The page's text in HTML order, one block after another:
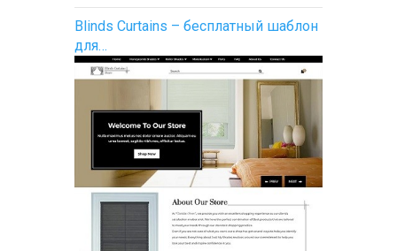
Blinds Curtains – бесплатный шаблон
для…